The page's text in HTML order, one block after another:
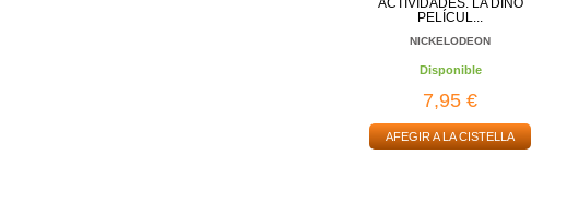
ACTIVIDADES. LA DINO
PELÍCUL...
NICKELODEON
Disponible
7,95 €
AFEGIR A LA CISTELLA